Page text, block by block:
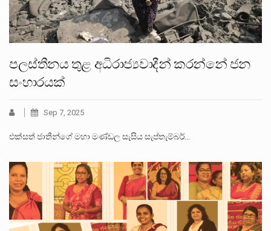
පලස්තීනය තුළ අධිරාජ්‍යවාදීන් කරන්නේ ජන
සංහාරයක්
Sep 7, 2025
එක්සත් ජාතීන්ගේ මහා මණ්ඩල සැසිය සැප්තැම්බර්…